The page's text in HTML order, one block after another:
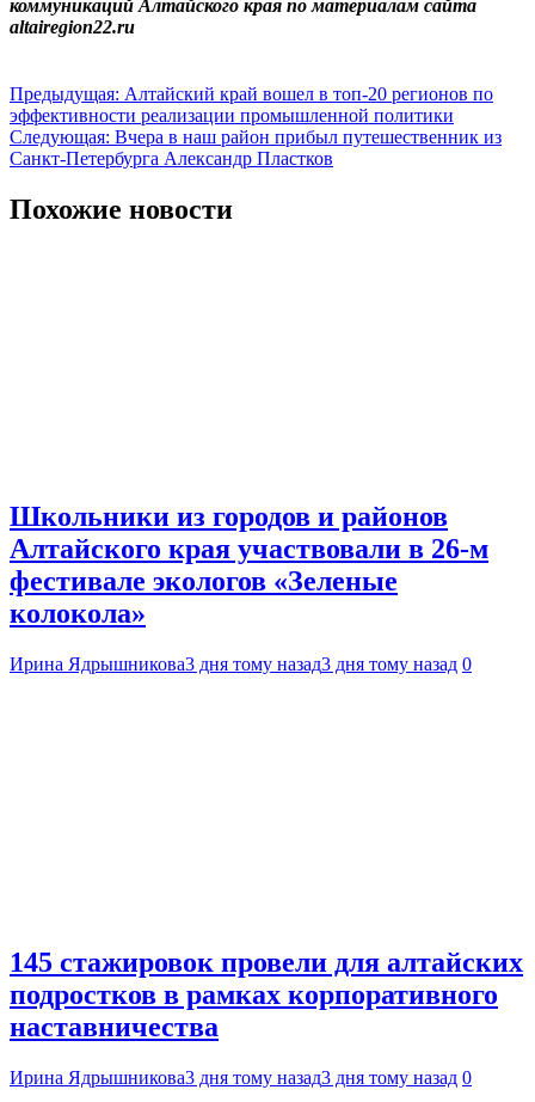
коммуникаций Алтайского края по материалам сайта
altairegion22.ru
Навигация
по
записям
Предыдущая: Алтайский край вошел в топ-20 регионов по
эффективности реализации промышленной политики
Следующая: Вчера в наш район прибыл путешественник из
Санкт-Петербурга Александр Пластков
Похожие новости
Школьники из городов и районов
Алтайского края участвовали в 26-м
фестивале экологов «Зеленые
колокола»
Ирина Ядрышникова3 дня тому назад3 дня тому назад 0
145 стажировок провели для алтайских
подростков в рамках корпоративного
наставничества
Ирина Ядрышникова3 дня тому назад3 дня тому назад 0